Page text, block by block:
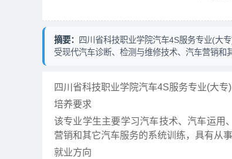
摘要：
四川省科技职业学院汽车4S服务专业(大
受现代汽车诊断、检测与维修技术、汽车营销和
四川省科技职业学院汽车4S服务专业(大专)
培养要求
该专业学生主要学习汽车技术、汽车运用
营销和其它汽车服务的系统训练，具有从
就业方向